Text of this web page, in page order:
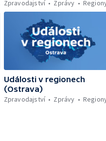
Zpravodajství
Zprávy
Události v regionech
(Ostrava)
Zpravodajství
Zprávy